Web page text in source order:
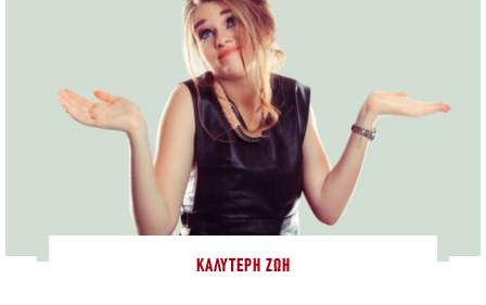
ΚΑΛΎΤΕΡΗ ΖΩΉ